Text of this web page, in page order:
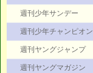
週刊少年サンデー
週刊少年チャンピオン
週刊ヤングジャンプ
週刊ヤングマガジン